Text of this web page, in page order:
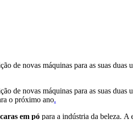
de novas máquinas para as suas duas
de novas máquinas para as suas duas
o próximo ano.
em pó para a indústria da beleza. A